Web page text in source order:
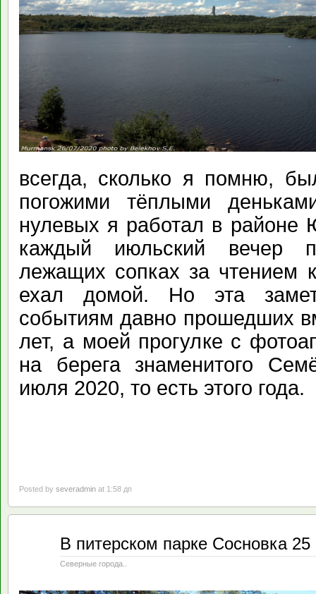
всегда, сколько я помню,
погожими тёплыми
нулевых я работал в районе
каждый июльский вечер
лежащих сопках за чтением
ехал домой. Но эта
событиям давно прошедших
лет, а моей прогулке с
на берега знаменитого
июля 2020, то есть этого года.
Posted by severadmin at 1:58 дп
В питерском парке Сосновка
Северные города..